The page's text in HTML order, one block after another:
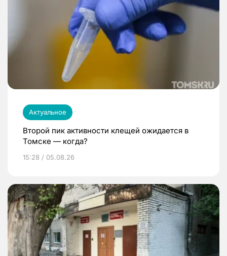
Актуальное
Второй пик активности клещей ожидается в
Томске — когда?
15:28 / 05.08.26